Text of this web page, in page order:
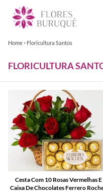
Home Floricultura Santos
FLORICULTURA
Cesta Com 10 Rosas Vermelhas E
Caixa De Chocolates Ferrero